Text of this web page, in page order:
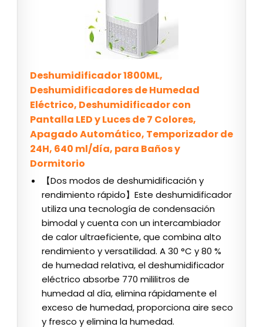
Deshumidificador 1800ML,
Deshumidificadores de Humedad
Eléctrico, Deshumidificador con
Pantalla LED y Luces de 7 Colores,
Apagado Automático, Temporizador de
24H, 640 ml/día, para Baños y
Dormitorio
【Dos modos de deshumidificación y
rendimiento rápido】Este deshumidificador
utiliza una tecnología de condensación
bimodal y cuenta con un intercambiador
de calor ultraeficiente, que combina alto
rendimiento y versatilidad. A 30 °C y 80 %
de humedad relativa, el deshumidificador
eléctrico absorbe 770 mililitros de
humedad al día, elimina rápidamente el
exceso de humedad, proporciona aire seco
y fresco y elimina la humedad.